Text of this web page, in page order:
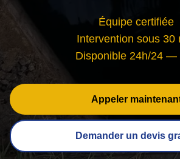
Équipe certifiée
Intervention sous 30
Disponible 24h/24 —
Appeler
Demander un devis